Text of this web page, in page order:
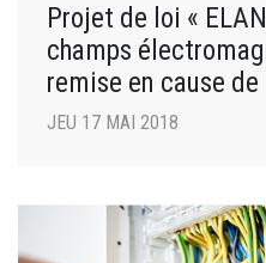
Projet de loi «
champs
remise en cause
JEU 17 MAI 2018